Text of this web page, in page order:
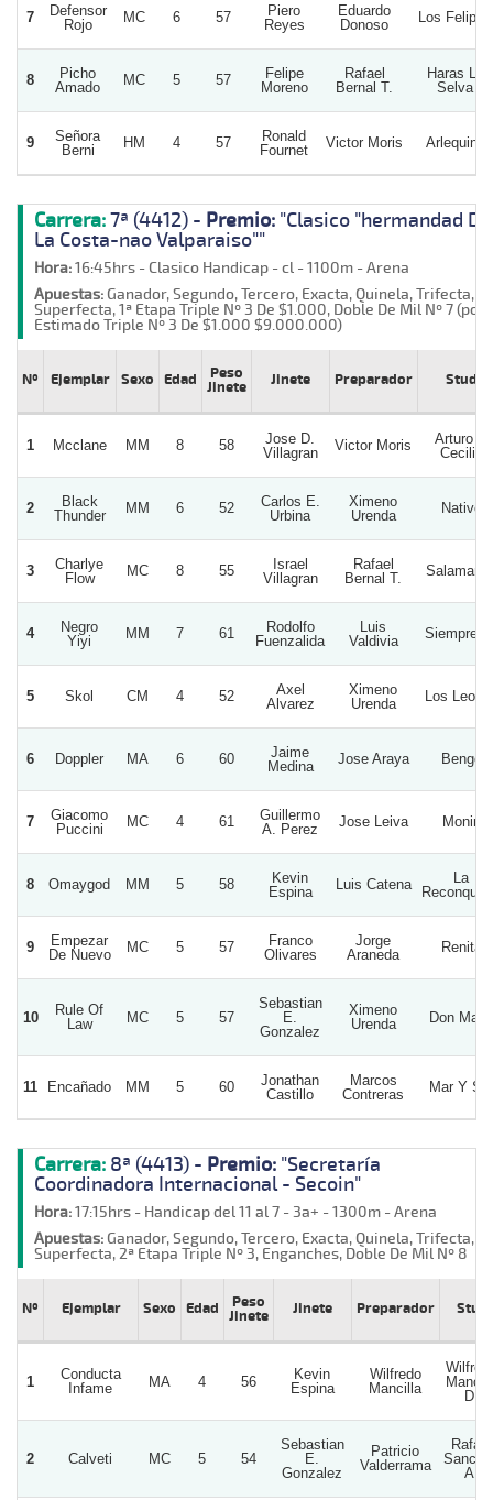
7
Defensor
Rojo
MC 6 57
Piero
Reyes
Eduardo
Donoso
Los Felipes
8
Picho
Amado
MC 5 57
Felipe
Moreno
Rafael
Bernal T.
Haras La
Selva
9
Señora
Berni
HM 4 57
Ronald
Fournet
Victor Moris Arlequina
Carrera:7ª (4412) - Premio: "Clasico "hermandad De
La Costa-nao Valparaiso""
Hora:16:45hrs - Clasico Handicap - cl - 1100m - Arena
Apuestas:Ganador, Segundo, Tercero, Exacta, Quinela, Trifecta,
Superfecta, 1ª Etapa Triple Nº 3 De $1.000, Doble De Mil Nº 7
Estimado Triple Nº 3 De $1.000 $9.000.000)
Nº Ejemplar Sexo Edad
Peso
Jinete
Jinete Preparador Stud
1 Mcclane MM 8 58
Jose D.
Villagran
Victor Moris
Arturo Y
Cecilia
2
Black
Thunder
MM 6 52
Carlos E.
Urbina
Ximeno
Urenda
Nativo
3
Charlye
Flow
MC 8 55
Israel
Villagran
Rafael
Bernal T.
4
Negro
Yiyi
MM 7 61
Rodolfo
Fuenzalida
Luis
Valdivia
Siempre
5 Skol CM 4 52
Axel
Alvarez
Ximeno
Urenda
Los
6 Doppler MA 6 60
Jaime
Medina
Jose Araya Bengo
7
Giacomo
Puccini
MC 4 61
Guillermo
A. Perez
Jose Leiva Monin
8 Omaygod MM 5 58
Kevin
Espina
Luis Catena
La
9
Empezar
De Nuevo
MC 5 57
Franco
Olivares
Jorge
Araneda
Renita
10
Rule Of
Law
MC 5 57
Sebastian
E.
Gonzalez
Ximeno
Urenda
Don Mario
11 Encañado MM 5 60
Jonathan
Castillo
Marcos
Contreras
Mar Y Sol
Carrera: 8ª (4413) - Premio: "Secretaría
Coordinadora Internacional - Secoin"
Hora:17:15hrs - Handicap del 11 al 7 - 3a+ - 1300m - Arena
Apuestas:Ganador, Segundo, Tercero, Exacta, Quinela, Trifecta,
Superfecta, 2ª Etapa Triple Nº 3, Enganches, Doble De Mil Nº 8
Nº Ejemplar Sexo Edad
Peso
Jinete
Jinete Preparador Stud
1
Conducta
Infame
MA 4 56
Kevin
Espina
Wilfredo
Mancilla
D.
2 Calveti MC 5 54
Sebastian
E.
Gonzalez
Patricio
Valderrama
Rafael
A.